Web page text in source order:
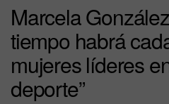
Marcela
tiempo habrá
mujeres líderes
deporte”